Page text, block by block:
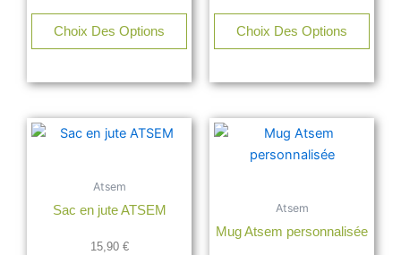
Choix Des Options Choix Des Options
Atsem
Sac en jute ATSEM
15,90 €
Atsem
Mug Atsem personnalisée